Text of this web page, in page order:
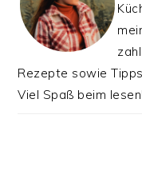
Rezepte sowie
Viel Spaß beim lesen!